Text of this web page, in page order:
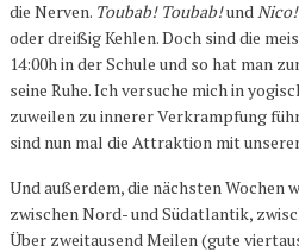
die Nerven. Toubab! Toubab!und
oder dreißig Kehlen. Doch sind die
14:00h in der Schule und so hat man
seine Ruhe. Ich versuche mich in
zuweilen zu innerer Verkrampfung
sind nun mal die Attraktion mit
Und außerdem, die nächsten Wochen
zwischen Nord- und Südatlantik,
Über zweitausend Meilen (gute